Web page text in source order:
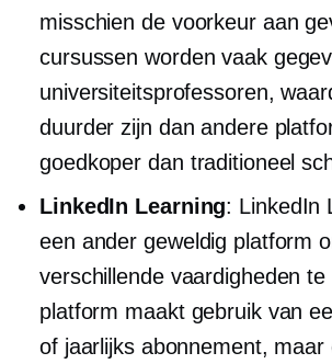
misschien de voorkeur aan
cursussen worden vaak
universiteitsprofessoren,
duurder zijn dan andere
goedkoper dan traditioneel
LinkedIn Learning: LinkedIn
een ander geweldig platform
verschillende vaardigheden
platform maakt gebruik van
of jaarlijks abonnement, maar